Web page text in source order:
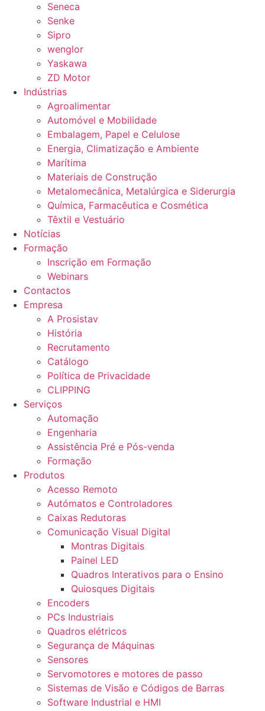
Seneca
Senke
Sipro
wenglor
Yaskawa
ZD Motor
Indústrias
Agroalimentar
Automóvel e Mobilidade
Embalagem, Papel e Celulose
Energia, Climatização e Ambiente
Marítima
Materiais de Construção
Metalomecânica, Metalúrgica e Siderurgia
Química, Farmacêutica e Cosmética
Têxtil e Vestuário
Notícias
Formação
Inscrição em Formação
Webinars
Contactos
Empresa
A Prosistav
História
Recrutamento
Catálogo
Política de Privacidade
CLIPPING
Serviços
Automação
Engenharia
Assistência Pré e Pós-venda
Formação
Produtos
Acesso Remoto
Autómatos e Controladores
Caixas Redutoras
Comunicação Visual Digital
Montras Digitais
Painel LED
Quadros Interativos para o Ensino
Quiosques Digitais
Encoders
PCs Industriais
Quadros elétricos
Segurança de Máquinas
Sensores
Servomotores e motores de passo
Sistemas de Visão e Códigos de Barras
Software Industrial e HMI